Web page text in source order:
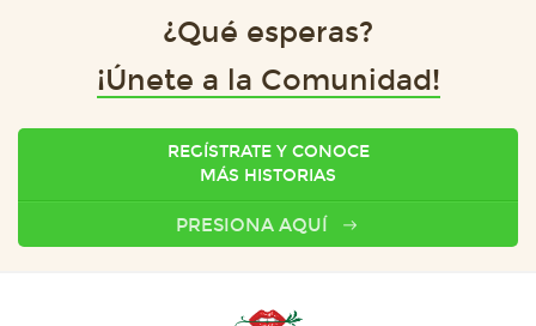
¿Qué esperas?
¡Únete a la Comunidad!
REGÍSTRATE Y CONOCE
MÁS HISTORIAS
PRESIONA AQUÍ